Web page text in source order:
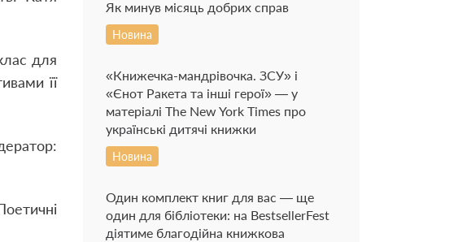
для
її
Як минув місяць добрих справ
Новина
«Книжечка-мандрівочка. ЗСУ» і
«Єнот Ракета та інші герої» — у
матеріалі The New York Times про
українські дитячі книжки
Новина
Один комплект книг для вас — ще
один для бібліотеки: на BestsellerFest
діятиме благодійна книжкова